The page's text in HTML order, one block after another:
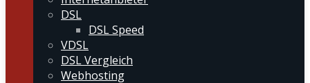
DSL
DSL Speed
VDSL
DSL Vergleich
Webhosting